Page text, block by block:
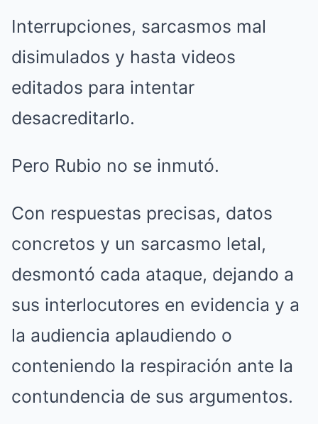
Interrupciones, sarcasmos mal
disimulados y hasta videos
editados para intentar
desacreditarlo.
Pero Rubio no se inmutó.
Con respuestas precisas, datos
concretos y un sarcasmo letal,
desmontó cada ataque, dejando a
sus interlocutores en evidencia y a
la audiencia aplaudiendo o
conteniendo la respiración ante la
contundencia de sus argumentos.